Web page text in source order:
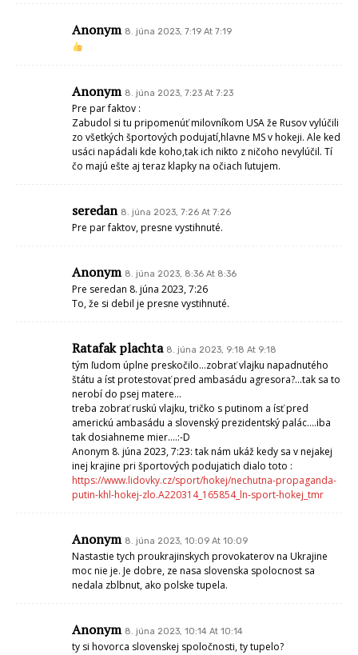
Anonym 8. júna 2023, 7:19 At 7:19
Anonym 8. júna 2023, 7:23 At 7:23
Pre par faktov :
Zabudol si tu pripomenúť milovníkom USA že Rusov vylúčili
zo všetkých športových podujatí,hlavne MS v hokeji. Ale ked
usáci napádali kde koho,tak ich nikto z ničoho nevylúčil. Tí
čo majú ešte aj teraz klapky na očiach ľutujem.
seredan 8. júna 2023, 7:26 At 7:26
Pre par faktov, presne vystihnuté.
Anonym 8. júna 2023, 8:36 At 8:36
Pre seredan 8. júna 2023, 7:26
To, že si debil je presne vystihnuté.
Ratafak plachta 8. júna 2023, 9:18 At 9:18
tým ľudom úplne preskočilo…zobrať vlajku napadnutého
štátu a íst protestovať pred ambasádu agresora?…tak sa to
nerobí do psej matere…
treba zobrať ruskú vlajku, tričko s putinom a ísť pred
americkú ambasádu a slovenský prezidentský palác….iba
tak dosiahneme mier….:-D
Anonym 8. júna 2023, 7:23: tak nám ukáž kedy sa v nejakej
inej krajine pri športových podujatich dialo toto :
https://www.lidovky.cz/sport/hokej/nechutna-propaganda-
putin-khl-hokej-zlo.A220314_165854_ln-sport-hokej_tmr
Anonym 8. júna 2023, 10:09 At 10:09
Nastastie tych proukrajinskych provokaterov na Ukrajine
moc nie je. Je dobre, ze nasa slovenska spolocnost sa
nedala zblbnut, ako polske tupela.
Anonym 8. júna 2023, 10:14 At 10:14
ty si hovorca slovenskej spoločnosti, ty tupelo?